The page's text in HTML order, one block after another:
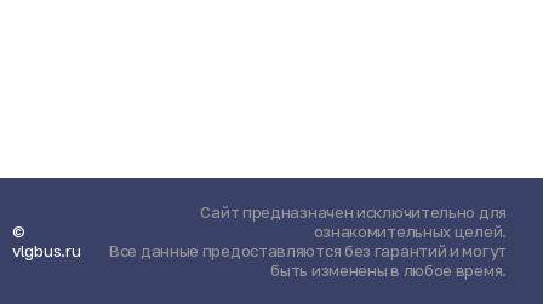
©
vlgbus.ru
Сайт предназначен исключительно для
ознакомительных целей.
Все данные предоставляются без гарантий и могут
быть изменены в любое время.